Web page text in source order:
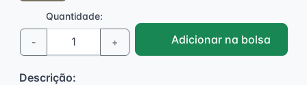
Quantidade:
- + Adicionar na bolsa
Descrição: